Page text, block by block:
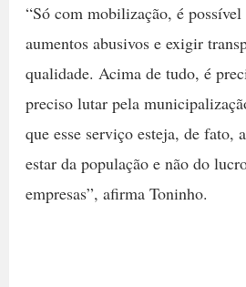
“Só com mobilização, é possível
aumentos abusivos e exigir
qualidade. Acima de tudo, é
preciso lutar pela
que esse serviço esteja, de fato,
estar da população e não do
empresas”, afirma Toninho.